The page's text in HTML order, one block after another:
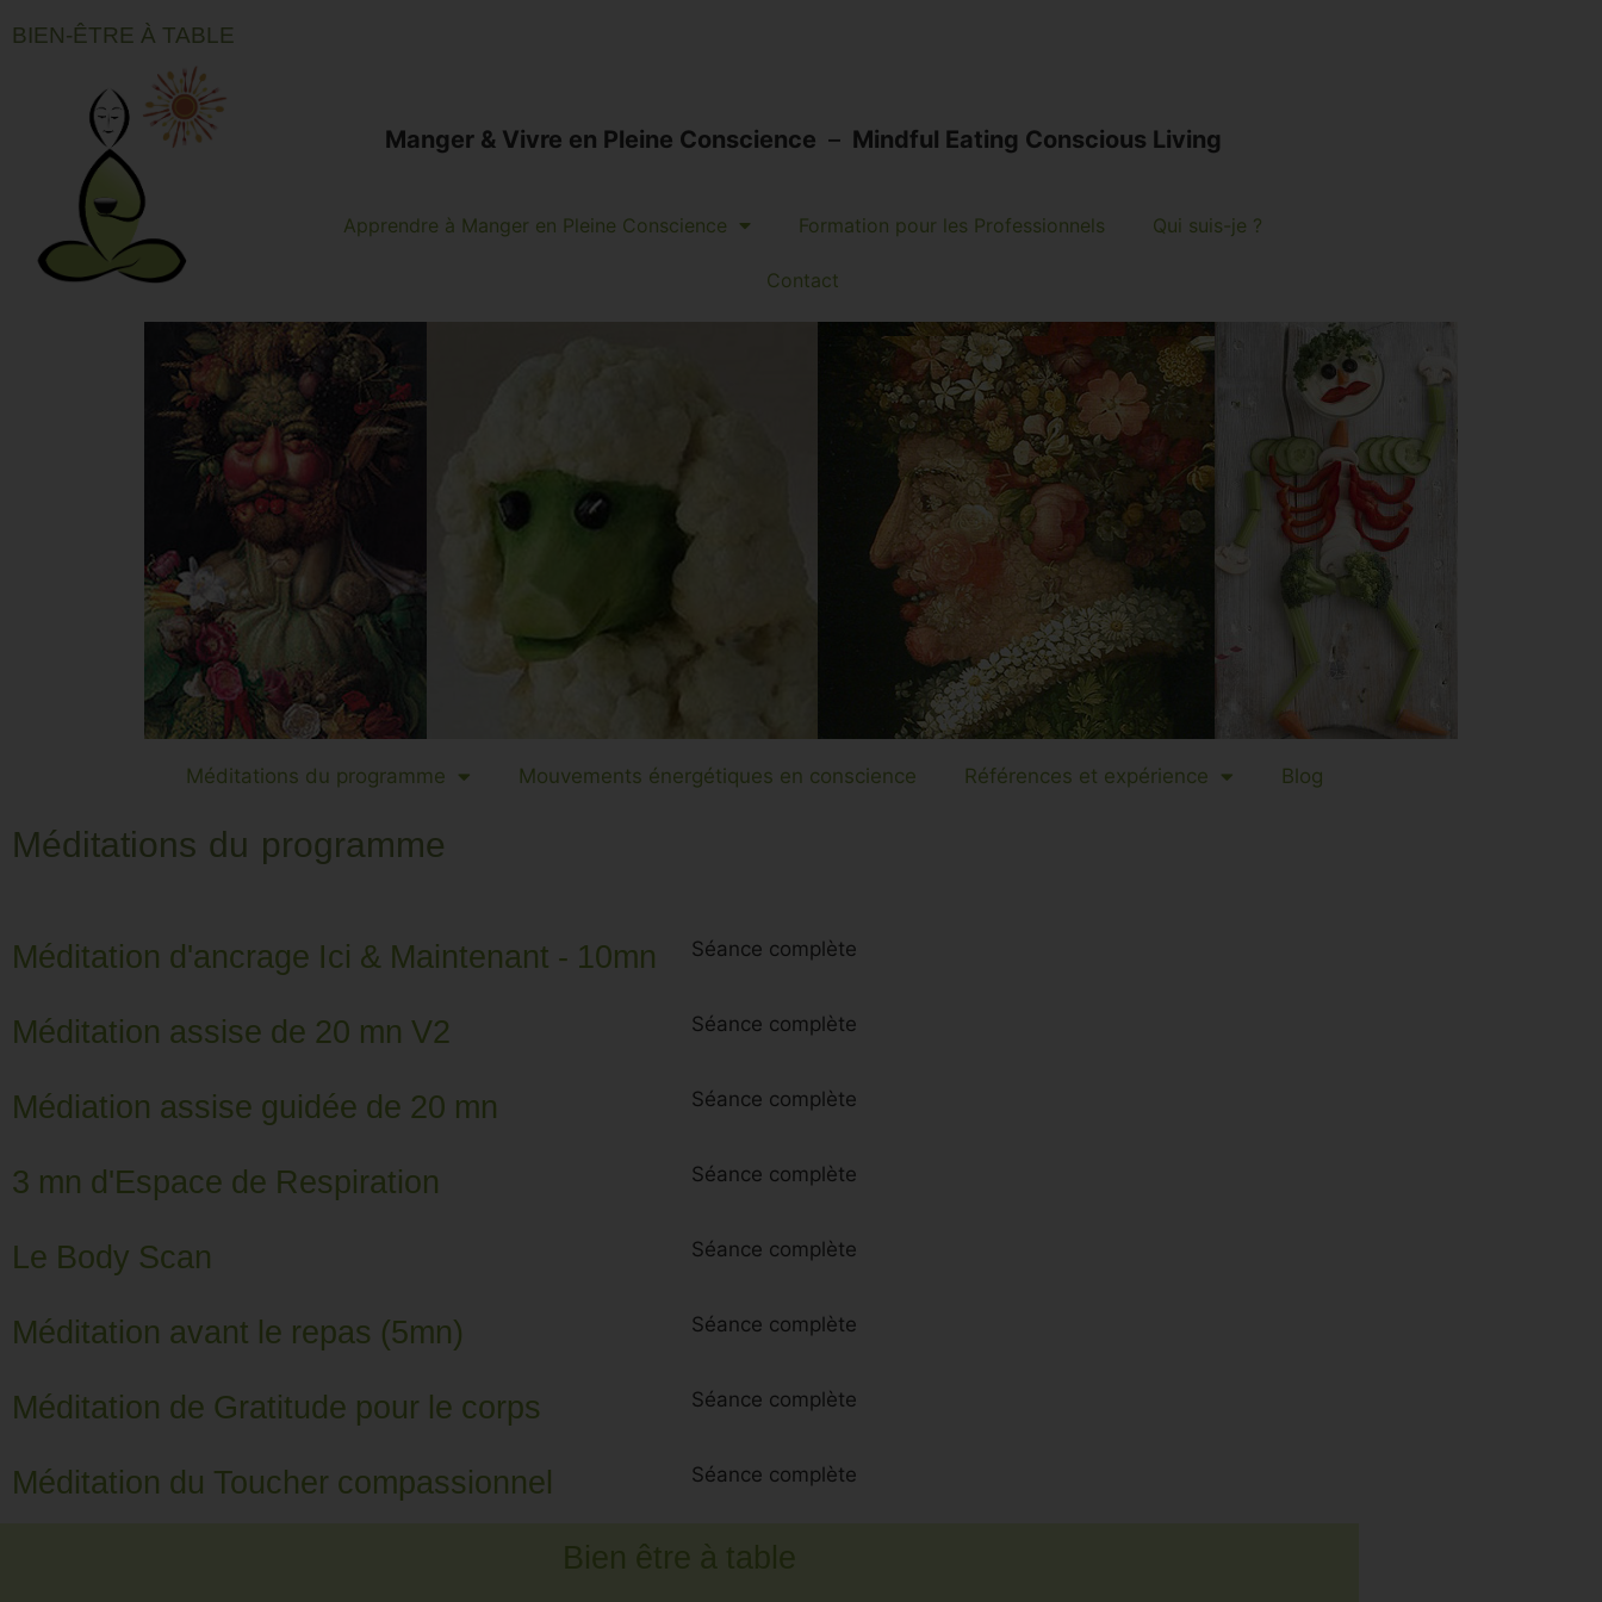
BIEN-ÊTRE À TABLE
Manger & Vivre en Pleine Conscience –Mindful Eating Conscious Living
Apprendre à Manger en Pleine Conscience Formation pour les Professionnels Qui suis-je ?
Contact
Méditations du programme Mouvements énergétiques en conscience Références et expérience Blog
Méditations du programme
Méditation d'ancrage Ici & Maintenant - 10mn Séance complète
Méditation assise de 20 mn V2 Séance complète
Médiation assise guidée de 20 mn Séance complète
3 mn d'Espace de Respiration Séance complète
Le Body Scan Séance complète
Méditation avant le repas (5mn) Séance complète
Méditation de Gratitude pour le corps Séance complète
Méditation du Toucher compassionnel Séance complète
Bien être à table